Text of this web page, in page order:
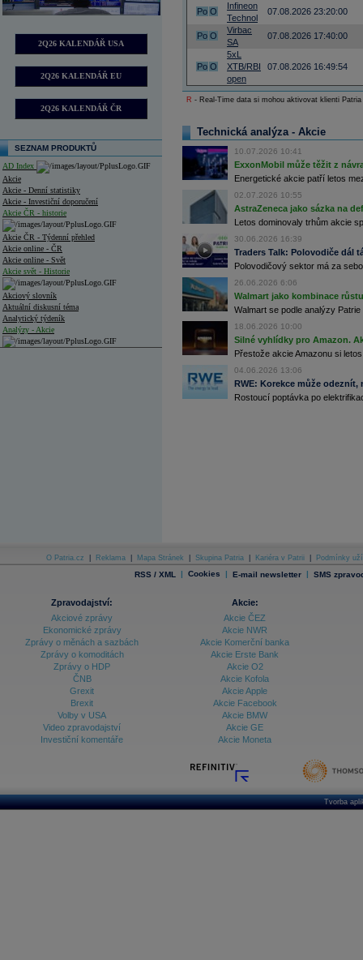
2Q26 KALENDÁŘ USA
2Q26 KALENDÁŘ EU
2Q26 KALENDÁŘ ČR
SEZNAM PRODUKTŮ
AD Index
Akcie
Akcie - Denní statistiky
Akcie - Investiční doporučení
Akcie ČR - historie
Akcie ČR - Týdenní přehled
Akcie online - ČR
Akcie online - Svět
Akcie svět - Historie
Akciový slovník
Aktuální diskusní téma
Analytický týdeník
Analýzy - Akcie
Archiv - Měnová politika
Archiv - Treasury alerty
Archiv - Vývoj české koruny
Archiv analýz - Makroukazatele
Ceny průmyslových výrobců - Data a prognózy
Ceny průmyslových výrobců - Graf (ČR)
Databanka - Akcie
Po O
Infineon
Technol
07.08.2026 23:20:00
Po O
Virbac
SA
07.08.2026 17:40:00
Po O
5xL
XTB/RBI
open
07.08.2026 16:49:54
R - Real-Time data si mohou aktivovat klienti
Technická analýza - Akcie
10.07.2026 10:41
ExxonMobil může těžit z
Energetické akcie patří letos
02.07.2026 10:55
AstraZeneca jako sázka na
Letos dominovaly trhům akcie
30.06.2026 16:39
Traders Talk: Polovodiče dál
Polovodičový sektor má za
26.06.2026 6:06
Walmart jako kombinace
Walmart se podle analýzy
18.06.2026 10:00
Silné vyhlídky pro Amazon.
Přestože akcie Amazonu si
04.06.2026 13:06
RWE: Korekce může
Rostoucí poptávka po
O Patria.cz Reklama Mapa Stránek Skupina Patria Kariéra v Patrii Podmínky
RSS / XML | Cookies | E-mail newsletter | SMS
Zpravodajství:
Akciové zprávy
Ekonomické zprávy
Zprávy o měnách a sazbách
Zprávy o komoditách
Zprávy o HDP
ČNB
Grexit
Brexit
Volby v USA
Video zpravodajství
Investiční komentáře
Akcie:
Akcie ČEZ
Akcie NWR
Akcie Komerční banka
Akcie Erste Bank
Akcie O2
Akcie Kofola
Akcie Apple
Akcie Facebook
Akcie BMW
Akcie GE
Akcie Moneta
Tvorba